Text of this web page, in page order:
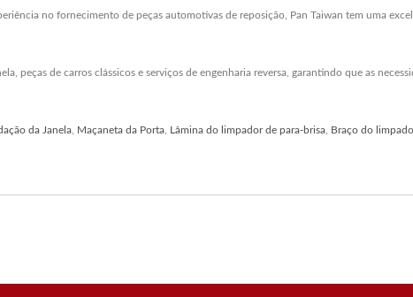
no fornecimento de peças automotivas de reposição, Pan Taiwan tem uma
peças de carros clássicos e serviços de engenharia reversa, garantindo que as
da Janela Maçaneta da Porta Lâmina do limpador de para-brisa Braço do